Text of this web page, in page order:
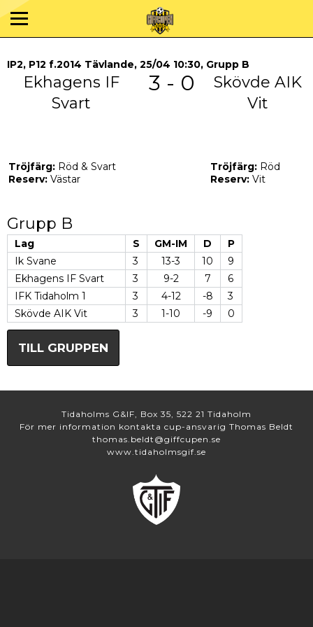
IP2, P12 f.2014 Tävlande, 25/04 10:30, Grupp B
Ekhagens IF
Svart
3 - 0
Skövde AIK
Vit
Tröjfärg: Röd & Svart
Reserv: Västar
Tröjfärg: Röd
Reserv: Vit
Grupp B
Lag S GM-IM D
P
Ik Svane
3 13-3 10
9
Ekhagens IF Svart
3 9-2 7
6
IFK Tidaholm 1
3 4-12 -8
3
Skövde AIK Vit
3 1-10 -9 0
TILL GRUPPEN
Tidaholms G&IF, Box 35, 522 21 Tidaholm
För mer information kontakta cup-ansvarig Thomas Beldt
thomas.beldt@giffcupen.se
www.tidaholmsgif.se